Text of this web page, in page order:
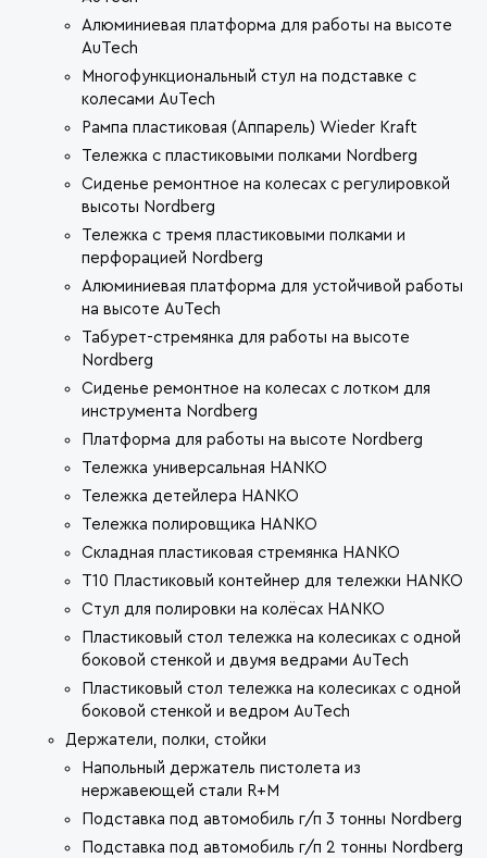
Алюминиевая платформа для работы на высоте
AuTech
Многофункциональный стул на подставке с
колесами AuTech
Рампа пластиковая (Аппарель) Wieder Kraft
Тележка с пластиковыми полками Nordberg
Сиденье ремонтное на колесах с регулировкой
высоты Nordberg
Тележка с тремя пластиковыми полками и
перфорацией Nordberg
Алюминиевая платформа для устойчивой работы
на высоте AuTech
Табурет-стремянка для работы на высоте
Nordberg
Сиденье ремонтное на колесах с лотком для
инструмента Nordberg
Платформа для работы на высоте Nordberg
Тележка универсальная HANKO
Тележка детейлера HANKO
Тележка полировщика HANKO
Складная пластиковая стремянка HANKO
T10 Пластиковый контейнер для тележки HANKO
Стул для полировки на колёсах HANKO
Пластиковый стол тележка на колесиках с одной
боковой стенкой и двумя ведрами AuTech
Пластиковый стол тележка на колесиках с одной
боковой стенкой и ведром AuTech
Держатели, полки, стойки
Напольный держатель пистолета из
нержавеющей стали R+M
Подставка под автомобиль г/п 3 тонны Nordberg
Подставка под автомобиль г/п 2 тонны Nordberg